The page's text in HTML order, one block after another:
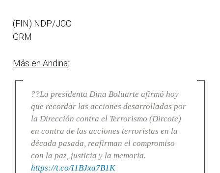
(FIN) NDP/JCC
GRM
Más en Andina:
??La presidenta Dina Boluarte afirmó hoy
que recordar las acciones desarrolladas por
la Dirección contra el Terrorismo (Dircote)
en contra de las acciones terroristas en la
década pasada, reafirman el compromiso
con la paz, justicia y la memoria.
https://t.co/I1BJxa7B1K